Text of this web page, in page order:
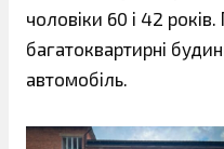
чоловіки 60 і 42
багатоквартирні
автомобіль.